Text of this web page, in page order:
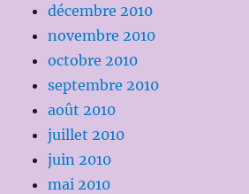
décembre 2010
novembre 2010
octobre 2010
septembre 2010
août 2010
juillet 2010
juin 2010
mai 2010